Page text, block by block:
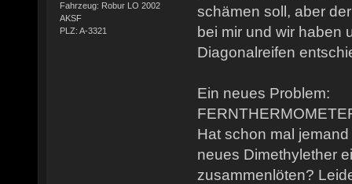
Fahrzeug: Robur LO 2002
AKSF
PLZ: A-3321
schämen soll, aber
bei mir und wir haben
Diagonalreifen
Ein neues Problem:
Hat schon mal
neues Dimethylether
zusammenlöten?